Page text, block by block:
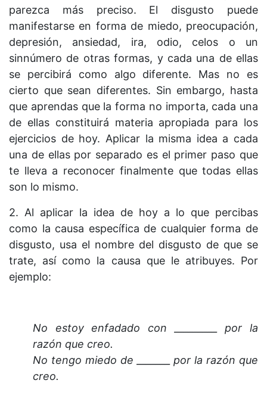
parezca más preciso. El disgusto puede
manifestarse en forma de miedo, preocupación,
depresión, ansiedad, ira, odio, celos o un
sinnúmero de otras formas, y cada una de ellas
se percibirá como algo diferente. Mas no es
cierto que sean diferentes. Sin embargo, hasta
que aprendas que la forma no importa, cada una
de ellas constituirá materia apropiada para los
ejercicios de hoy. Aplicar la misma idea a cada
una de ellas por separado es el primer paso que
te lleva a reconocer finalmente que todas ellas
son lo mismo.
2. Al aplicar la idea de hoy a lo que percibas
como la causa específica de cualquier forma de
disgusto, usa el nombre del disgusto de que se
trate, así como la causa que le atribuyes. Por
ejemplo:
No estoy enfadado con _________ por la
razón que creo.
No tengo miedo de _______ por la razón que
creo.